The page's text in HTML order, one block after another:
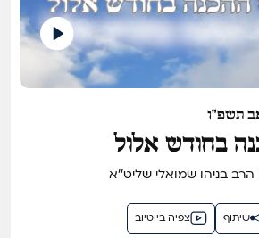
תשפ"ו
בחודש אלול
צפיה ביוטיוב שיתוף